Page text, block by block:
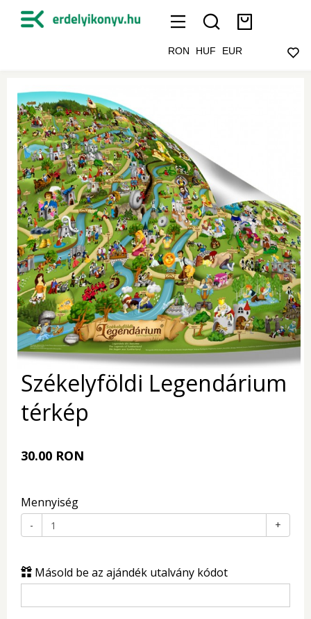
RON HUF EUR
Székelyföldi Legendárium
térkép
30.00 RON
Mennyiség
- +
Másold be az ajándék utalvány kódot